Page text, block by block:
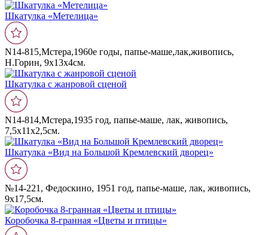
Шкатулка «Метелица»
N14-815,Мстера,1960е годы, папье-маше,лак,живопись,
Н.Горин, 9х13х4см.
Шкатулка с жанровой сценой
N14-814,Мстера,1935 год, папье-маше, лак, живопись,
7,5х11х2,5см.
Шкатулка «Вид на Большой Кремлевский дворец»
№14-221, Федоскино, 1951 год, папье-маше, лак, живопись,
9х17,5cм.
Коробочка 8-гранная «Цветы и птицы»